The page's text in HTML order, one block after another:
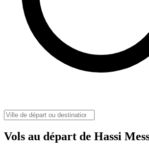
Vols au départ de Hassi